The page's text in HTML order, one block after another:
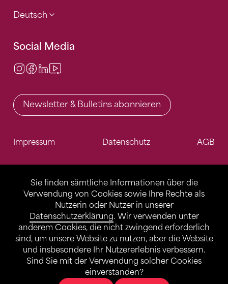
Sie finden sämtliche Informationen über die
Verwendung von Cookies sowie Ihre Rechte als
Nutzerin oder Nutzer in unserer
Datenschutzerklärung. Wir verwenden unter
anderem Cookies, die nicht zwingend erforderlich
sind, um unsere Website zu nutzen, aber die Website
und insbesondere Ihr Nutzererlebnis verbessern.
Sind Sie mit der Verwendung solcher Cookies
einverstanden?
Deutsch
Social Media
Instagram
Facebook
LinkedIn
Newsletter & Bulletins abonnieren
Impressum Datenschutz AGB